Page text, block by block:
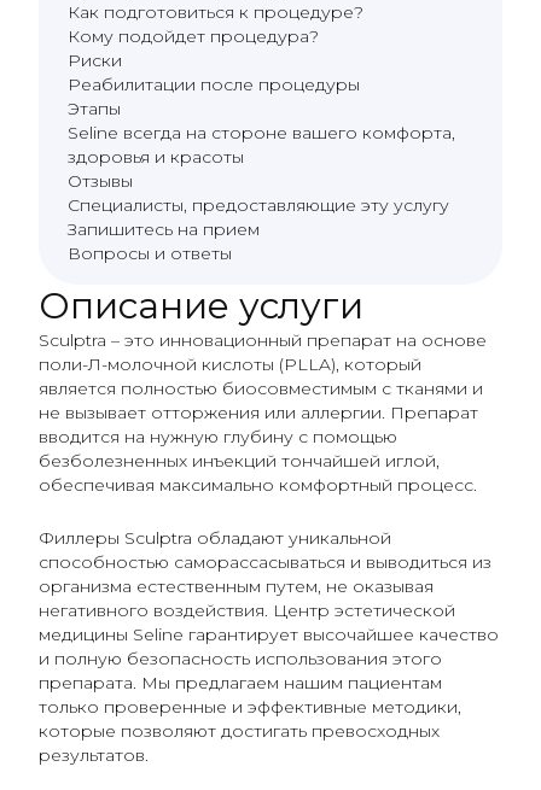
Как подготовиться к процедуре?
Кому подойдет процедура?
Риски
Реабилитации после процедуры
Этапы
Seline всегда на стороне вашего комфорта,
здоровья и красоты
Отзывы
Специалисты, предоставляющие эту услугу
Запишитесь на прием
Вопросы и ответы
Описание услуги
Sculptra – это инновационный препарат на основе
поли-Л-молочной кислоты (PLLA), который
является полностью биосовместимым с тканями и
не вызывает отторжения или аллергии. Препарат
вводится на нужную глубину с помощью
безболезненных инъекций тончайшей иглой,
обеспечивая максимально комфортный процесс.
Филлеры Sculptra обладают уникальной
способностью саморассасываться и выводиться из
организма естественным путем, не оказывая
негативного воздействия. Центр эстетической
медицины Seline гарантирует высочайшее качество
и полную безопасность использования этого
препарата. Мы предлагаем нашим пациентам
только проверенные и эффективные методики,
которые позволяют достигать превосходных
результатов.